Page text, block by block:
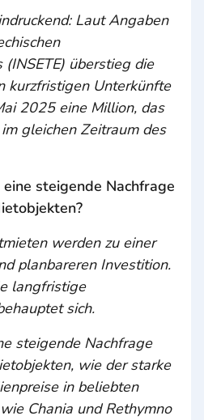
Laut Angaben
(INSETE) überstieg die
kurzfristigen Unterkünfte
2025 eine Million, das
gleichen Zeitraum des
steigende Nachfrage
werden zu einer
planbareren Investition.
langfristige
sich.
steigende Nachfrage
wie der starke
in beliebten
Chania und Rethymno